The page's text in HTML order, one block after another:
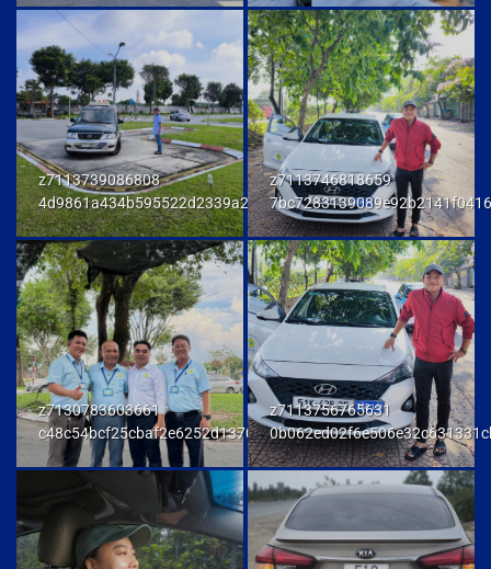
z7113739086808
4d9861a434b595522d2339a23458e048
z7113746818659
z7130783603661
c48c54bcf25cbaf2e6252d137093a294
z7113756765631